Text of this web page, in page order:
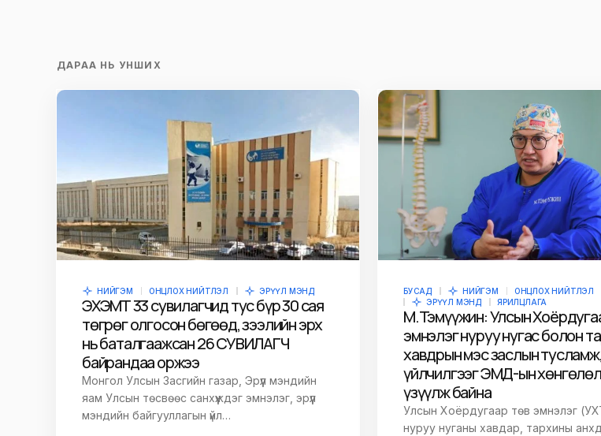
Save my name and e-mail in this browser for the next
time I comment.
Илгээх
ДАРАА НЬ УНШИХ
НИЙГЭМ ОНЦЛОХ НИЙТЛЭЛ ЭРҮҮЛ МЭНД
ЭХЭМҮТ 33 сувилагчид тус бүр 30 сая
төгрөг олгосон бөгөөд, зээлийн эрх
нь баталгаажсан 26 СУВИЛАГЧ
байрандаа оржээ
Монгол Улсын Засгийн газар, Эрүүл мэндийн
яам Улсын төсвөөс санхүүждэг эмнэлэг, эрүүл
мэндийн байгууллагын үйл…
БУСАД НИЙГЭМ
ОНЦЛОХ НИЙТЛЭЛ
ЭРҮҮЛ МЭНД
ЯРИЛЦЛАГА
М.Тэмүүжин: Улсын
эмнэлэг нуруу нугас болон
хавдрын мэс заслын тусламж,
үйлчилгээг ЭМД-ын
үзүүлж байна
Улсын Хоёрдугаар төв эмнэлэг
нуруу нуганы хавдар, тархины